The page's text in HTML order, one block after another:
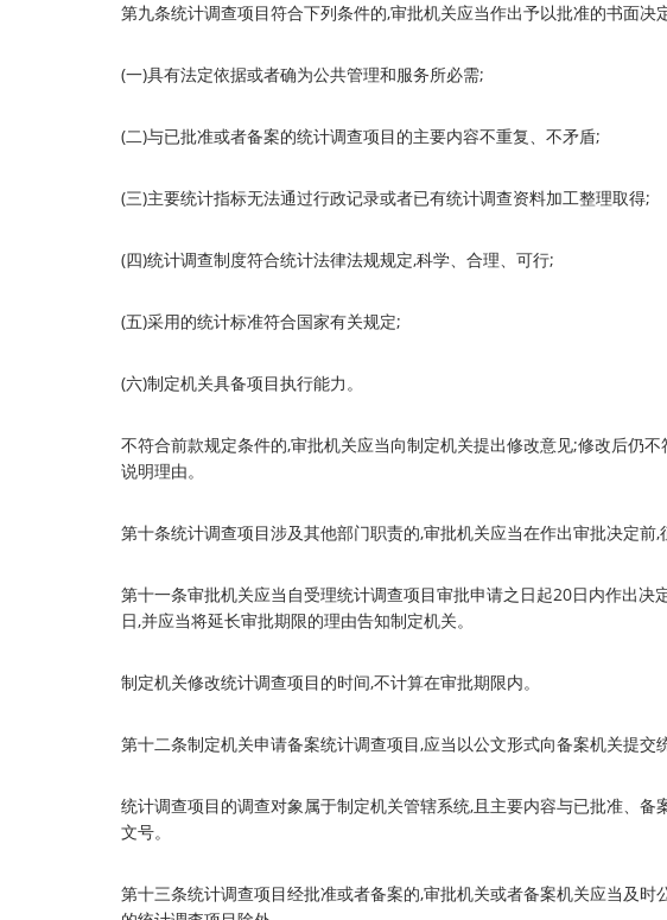
第九条统计调查项目符合下列条件的,审批机关应当作出予以批准的书面决
(一)具有法定依据或者确为公共管理和服务所必需;
(二)与已批准或者备案的统计调查项目的主要内容不重复、不矛盾;
(三)主要统计指标无法通过行政记录或者已有统计调查资料加工整理取得;
(四)统计调查制度符合统计法律法规规定,科学、合理、可行;
(五)采用的统计标准符合国家有关规定;
(六)制定机关具备项目执行能力。
不符合前款规定条件的,审批机关应当向制定机关提出修改意见;修改后仍
说明理由。
第十条统计调查项目涉及其他部门职责的,审批机关应当在作出审批决定前,
第十一条审批机关应当自受理统计调查项目审批申请之日起20日内作出
日,并应当将延长审批期限的理由告知制定机关。
制定机关修改统计调查项目的时间,不计算在审批期限内。
第十二条制定机关申请备案统计调查项目,应当以公文形式向备案机关提交
统计调查项目的调查对象属于制定机关管辖系统,且主要内容与已批准、
文号。
第十三条统计调查项目经批准或者备案的,审批机关或者备案机关应当及